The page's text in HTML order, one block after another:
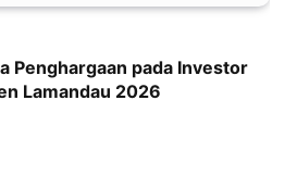
Penghargaan pada Investor
Lamandau 2026